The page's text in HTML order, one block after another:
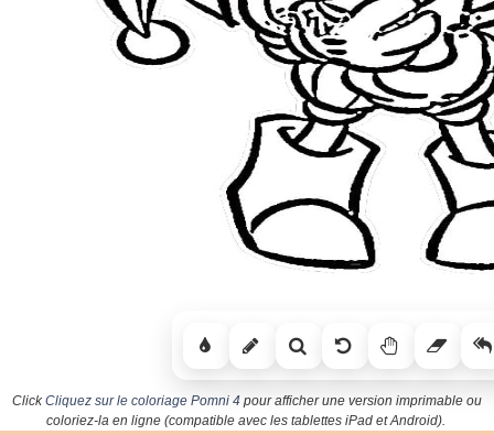
ClickCliquez sur le coloriage Pomni 4 pour afficher une version imprimable ou
coloriez-la en ligne (compatible avec les tablettes iPad et Android).